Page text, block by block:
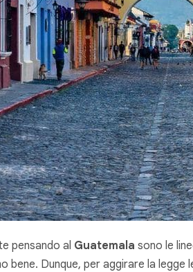
pensando al Guatemala sono le
Dunque, per aggirare la